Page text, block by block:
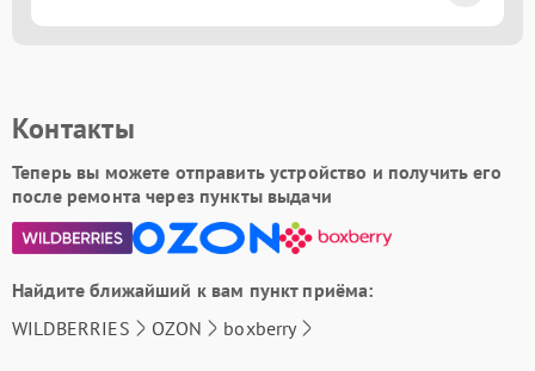
Контакты
Теперь вы можете отправить устройство и получить его
после ремонта через пункты выдачи
Найдите ближайший к вам пункт приёма:
WILDBERRIES
OZON boxberry